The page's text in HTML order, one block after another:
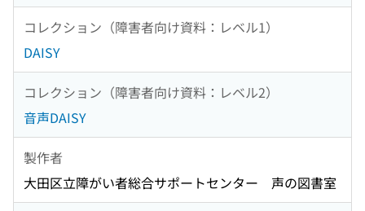
コレクション（障害者向け資料：レベル1）
DAISY
コレクション（障害者向け資料：レベル2）
音声DAISY
製作者
大田区立障がい者総合サポートセンター 声の図書室